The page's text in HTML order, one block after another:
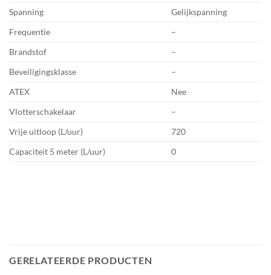
Spanning
Gelijkspanning
Frequentie
–
Brandstof
–
Beveiligingsklasse
–
ATEX
Nee
Vlotterschakelaar
–
Vrije uitloop (L/uur)
720
Capaciteit 5 meter (L/uur)
0
GERELATEERDE PRODUCTEN